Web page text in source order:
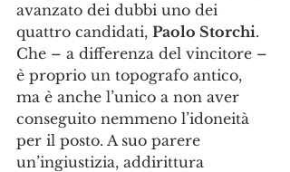
avanzato dei dubbi uno dei
quattro candidati, Paolo Storchi.
Che – a differenza del vincitore –
è proprio un topografo antico,
ma è anche l’unico a non aver
conseguito nemmeno l’idoneità
per il posto. A suo parere
un’ingiustizia, addirittura